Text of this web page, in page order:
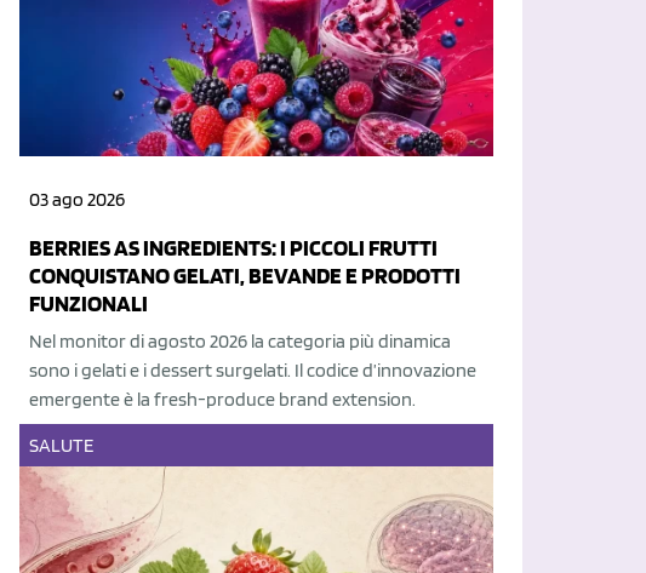
03 ago 2026
BERRIES AS INGREDIENTS: I PICCOLI FRUTTI
CONQUISTANO GELATI, BEVANDE E PRODOTTI
FUNZIONALI
Nel monitor di agosto 2026 la categoria più dinamica
sono i gelati e i dessert surgelati. Il codice d’innovazione
emergente è la fresh-produce brand extension.
SALUTE